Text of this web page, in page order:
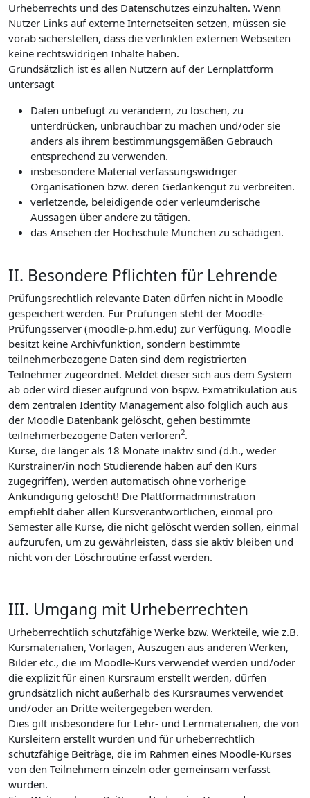
Urheberrechts und des Datenschutzes einzuhalten. Wenn
Nutzer Links auf externe Internetseiten setzen, müssen sie
vorab sicherstellen, dass die verlinkten externen Webseiten
keine rechtswidrigen Inhalte haben.
Grundsätzlich ist es allen Nutzern auf der Lernplattform
untersagt
Daten unbefugt zu verändern, zu löschen, zu
unterdrücken, unbrauchbar zu machen und/oder sie
anders als ihrem bestimmungsgemäßen Gebrauch
entsprechend zu verwenden.
insbesondere Material verfassungswidriger
Organisationen bzw. deren Gedankengut zu verbreiten.
verletzende, beleidigende oder verleumderische
Aussagen über andere zu tätigen.
das Ansehen der Hochschule München zu schädigen.
II. Besondere Pflichten für Lehrende
Prüfungsrechtlich relevante Daten dürfen nicht in Moodle
gespeichert werden. Für Prüfungen steht der Moodle-
Prüfungsserver (moodle-p.hm.edu) zur Verfügung. Moodle
besitzt keine Archivfunktion, sondern bestimmte
teilnehmerbezogene Daten sind dem registrierten
Teilnehmer zugeordnet. Meldet dieser sich aus dem System
ab oder wird dieser aufgrund von bspw. Exmatrikulation aus
dem zentralen Identity Management also folglich auch aus
der Moodle Datenbank gelöscht, gehen bestimmte
teilnehmerbezogene Daten verloren2.
Kurse, die länger als 18 Monate inaktiv sind (d.h., weder
Kurstrainer/in noch Studierende haben auf den Kurs
zugegriffen), werden automatisch ohne vorherige
Ankündigung gelöscht! Die Plattformadministration
empfiehlt daher allen Kursverantwortlichen, einmal pro
Semester alle Kurse, die nicht gelöscht werden sollen, einmal
aufzurufen, um zu gewährleisten, dass sie aktiv bleiben und
nicht von der Löschroutine erfasst werden.
III. Umgang mit Urheberrechten
Urheberrechtlich schutzfähige Werke bzw. Werkteile, wie z.B.
Kursmaterialien, Vorlagen, Auszügen aus anderen Werken,
Bilder etc., die im Moodle-Kurs verwendet werden und/oder
die explizit für einen Kursraum erstellt werden, dürfen
grundsätzlich nicht außerhalb des Kursraumes verwendet
und/oder an Dritte weitergegeben werden.
Dies gilt insbesondere für Lehr- und Lernmaterialien, die von
Kursleitern erstellt wurden und für urheberrechtlich
schutzfähige Beiträge, die im Rahmen eines Moodle-Kurses
von den Teilnehmern einzeln oder gemeinsam verfasst
wurden.